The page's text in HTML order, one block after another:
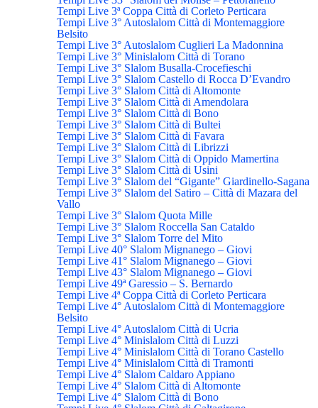
Tempi Live 3ª Coppa Città di Corleto Perticara
Tempi Live 3° Autoslalom Città di Montemaggiore
Belsito
Tempi Live 3° Autoslalom Cuglieri La Madonnina
Tempi Live 3° Minislalom Città di Torano
Tempi Live 3° Slalom Busalla-Crocefieschi
Tempi Live 3° Slalom Castello di Rocca D’Evandro
Tempi Live 3° Slalom Città di Altomonte
Tempi Live 3° Slalom Città di Amendolara
Tempi Live 3° Slalom Città di Bono
Tempi Live 3° Slalom Città di Bultei
Tempi Live 3° Slalom Città di Favara
Tempi Live 3° Slalom Città di Librizzi
Tempi Live 3° Slalom Città di Oppido Mamertina
Tempi Live 3° Slalom Città di Usini
Tempi Live 3° Slalom del “Gigante” Giardinello-Sagana
Tempi Live 3° Slalom del Satiro – Città di Mazara del
Vallo
Tempi Live 3° Slalom Quota Mille
Tempi Live 3° Slalom Roccella San Cataldo
Tempi Live 3° Slalom Torre del Mito
Tempi Live 40° Slalom Mignanego – Giovi
Tempi Live 41° Slalom Mignanego – Giovi
Tempi Live 43° Slalom Mignanego – Giovi
Tempi Live 49ª Garessio – S. Bernardo
Tempi Live 4ª Coppa Città di Corleto Perticara
Tempi Live 4° Autoslalom Città di Montemaggiore
Belsito
Tempi Live 4° Autoslalom Città di Ucria
Tempi Live 4° Minislalom Città di Luzzi
Tempi Live 4° Minislalom Città di Torano Castello
Tempi Live 4° Minislalom Città di Tramonti
Tempi Live 4° Slalom Caldaro Appiano
Tempi Live 4° Slalom Città di Altomonte
Tempi Live 4° Slalom Città di Bono